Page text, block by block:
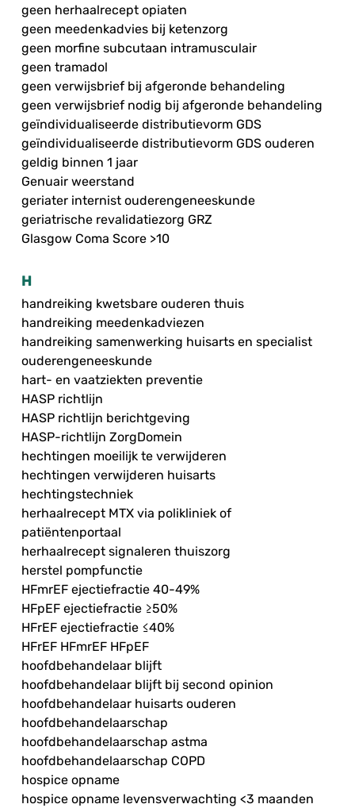
geen herhaalrecept opiaten
geen meedenkadvies bij ketenzorg
geen morfine subcutaan intramusculair
geen tramadol
geen verwijsbrief bij afgeronde behandeling
geen verwijsbrief nodig bij afgeronde behandeling
geïndividualiseerde distributievorm GDS
geïndividualiseerde distributievorm GDS ouderen
geldig binnen 1 jaar
Genuair weerstand
geriater internist ouderengeneeskunde
geriatrische revalidatiezorg GRZ
Glasgow Coma Score >10
H
handreiking kwetsbare ouderen thuis
handreiking meedenkadviezen
handreiking samenwerking huisarts en specialist
ouderengeneeskunde
hart- en vaatziekten preventie
HASP richtlijn
HASP richtlijn berichtgeving
HASP-richtlijn ZorgDomein
hechtingen moeilijk te verwijderen
hechtingen verwijderen huisarts
hechtingstechniek
herhaalrecept MTX via polikliniek of
patiëntenportaal
herhaalrecept signaleren thuiszorg
herstel pompfunctie
HFmrEF ejectiefractie 40-49%
HFpEF ejectiefractie ≥50%
HFrEF ejectiefractie ≤40%
HFrEF HFmrEF HFpEF
hoofdbehandelaar blijft
hoofdbehandelaar blijft bij second opinion
hoofdbehandelaar huisarts ouderen
hoofdbehandelaarschap
hoofdbehandelaarschap astma
hoofdbehandelaarschap COPD
hospice opname
hospice opname levensverwachting <3 maanden